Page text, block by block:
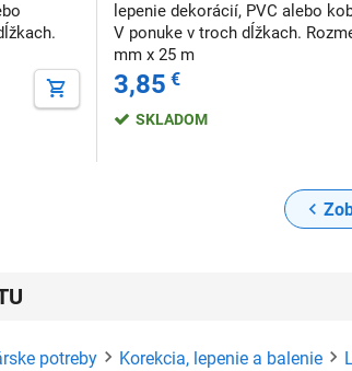
lepenie dekorácií, PVC alebo
V ponuke v troch dĺžkach.
mm x 25 m
3,85 €
SKLADOM
potreby Korekcia, lepenie a balenie